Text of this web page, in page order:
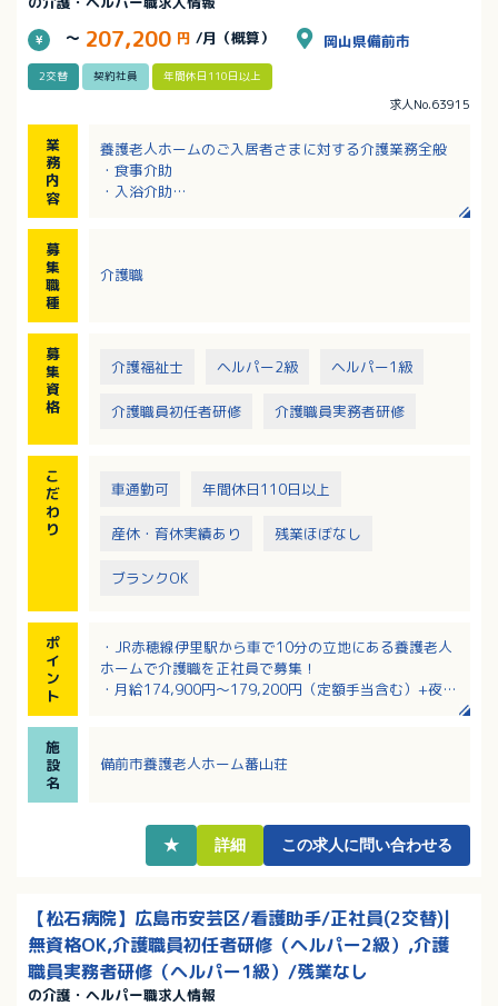
～ 207,200 円 /月（概算） 岡山県備前市
2交替 契約社員 年間休日110日以上
求人No.63915
業
務
内
容
養護老人ホームのご入居者さまに対する介護業務全般
・食事介助
・入浴介助
募
集
職
種
介護職
募
集
資
格
介護福祉士 ヘルパー2級 ヘルパー1級
介護職員初任者研修 介護職員実務者研修
こ
だ
わ
り
車通勤可 年間休日110日以上
産休・育休実績あり 残業ほぼなし
ブランクOK
ポ
イ
ン
ト
・JR赤穂線伊里駅から車で10分の立地にある養護老人
ホームで介護職を正社員で募集！
・月給174,900円～179,200円（定額手当含む）+夜勤
・正社員登用制度あり！過去3年で2名の登用実績もあ
施
設
名
備前市養護老人ホーム蕃山荘
★ 詳細 この求人に問い合わせる
【松石病院】広島市安芸区/看護助手/正社員(2交替)|
無資格OK,介護職員初任者研修（ヘルパー2級）,介護
職員実務者研修（ヘルパー1級）/残業なし
の介護・ヘルパー職求人情報